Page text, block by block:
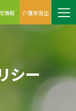
情報 介護実習生
シー